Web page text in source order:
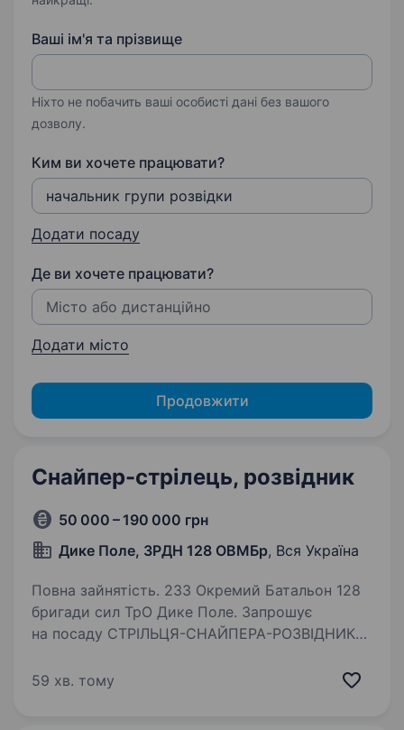
Ваші ім'я та прізвище
Ніхто не побачить ваші особисті дані без вашого
дозволу.
Ким ви хочете працювати?
Додати посаду
Де ви хочете працювати?
Додати місто
Продовжити
Снайпер-стрілець, розвідник
50 000 – 190 000 грн
Дике Поле, ЗРДН 128 ОВМБр, Вся Україна
Повна зайнятість. 233 Окремий Батальон 128
бригади сил ТрО Дике Поле. Запрошує
на посаду СТРІЛЬЦЯ-СНАЙПЕРА-РОЗВІДНИКА
та служили у 2014−2024 роках, при бажанні,
59 хв. тому